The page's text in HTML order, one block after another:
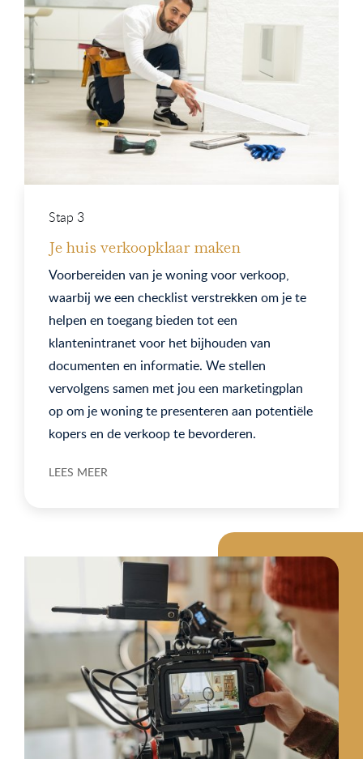
Stap 3
Je huis verkoopklaar maken
Voorbereiden van je woning voor verkoop,
waarbij we een checklist verstrekken om je te
helpen en toegang bieden tot een
klantenintranet voor het bijhouden van
documenten en informatie. We stellen
vervolgens samen met jou een marketingplan
op om je woning te presenteren aan potentiële
kopers en de verkoop te bevorderen.
LEES MEER